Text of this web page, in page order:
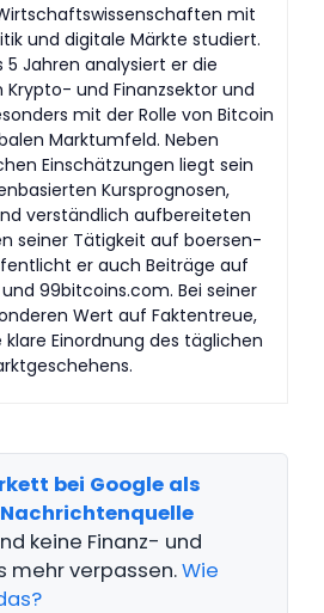
mit
und digitale Märkte studiert.
5 Jahren analysiert er die
Krypto- und Finanzsektor und
mit der Rolle von Bitcoin
Marktumfeld. Neben
Einschätzungen liegt sein
Kursprognosen,
verständlich aufbereiteten
seiner Tätigkeit auf boersen-
er auch Beiträge auf
99bitcoins.com. Bei seiner
Wert auf Faktentreue,
klare Einordnung des täglichen
bei Google als
keine Finanz- und
mehr verpassen.Wie